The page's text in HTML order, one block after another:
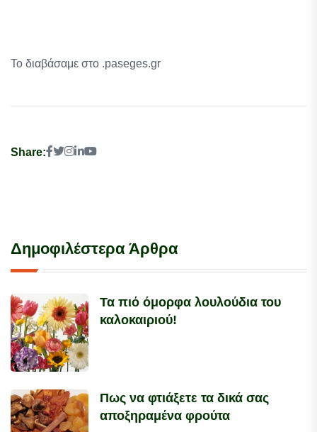
Το διαβάσαμε στο .paseges.gr
Share:
Δημοφιλέστερα Άρθρα
Τα πιό όμορφα λουλούδια του
καλοκαιριού!
Πως να φτιάξετε τα δικά σας
αποξηραμένα φρούτα